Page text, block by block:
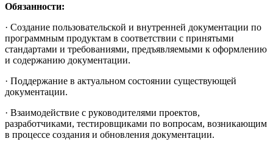
Обязанности:
· Создание пользовательской и внутренней документации по
программным продуктам в соответствии с принятыми
стандартами и требованиями, предъявляемыми к оформлению
и содержанию документации.
· Поддержание в актуальном состоянии существующей
документации.
· Взаимодействие с руководителями проектов,
разработчиками, тестировщиками по вопросам, возникающим
в процессе создания и обновления документации.